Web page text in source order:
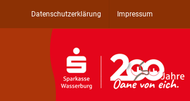
Datenschutzerklärung Impressum